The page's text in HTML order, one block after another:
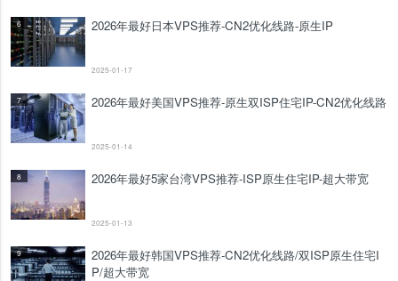
6 2026年最好日本VPS推荐-CN2优化线路-原生IP
2025-01-17
7 2026年最好美国VPS推荐-原生双ISP住宅IP-CN2优化线路
2025-01-14
8 2026年最好5家台湾VPS推荐-ISP原生住宅IP-超大带宽
2025-01-13
9
2026年最好韩国VPS推荐-CN2优化线路/双ISP原生住宅I
P/超大带宽